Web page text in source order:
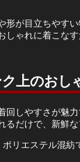
形が目立ちやす
ゃれに着こな
上のおし
回しやすさが魅
だけで、新鮮な
リエステル混